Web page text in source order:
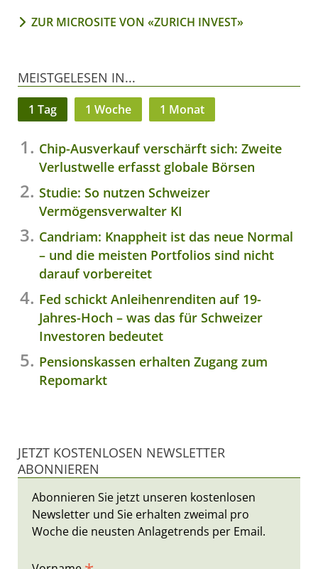
ZUR MICROSITE VON «ZURICH INVEST»
MEISTGELESEN IN...
1 Tag 1 Woche 1 Monat
Chip-Ausverkauf verschärft sich: Zweite
Verlustwelle erfasst globale Börsen
Studie: So nutzen Schweizer
Vermögensverwalter KI
Candriam: Knappheit ist das neue Normal
– und die meisten Portfolios sind nicht
darauf vorbereitet
Fed schickt Anleihenrenditen auf 19-
Jahres-Hoch – was das für Schweizer
Investoren bedeutet
Pensionskassen erhalten Zugang zum
Repomarkt
JETZT KOSTENLOSEN NEWSLETTER
ABONNIEREN
Abonnieren Sie jetzt unseren kostenlosen
Newsletter und Sie erhalten zweimal pro
Woche die neusten Anlagetrends per Email.